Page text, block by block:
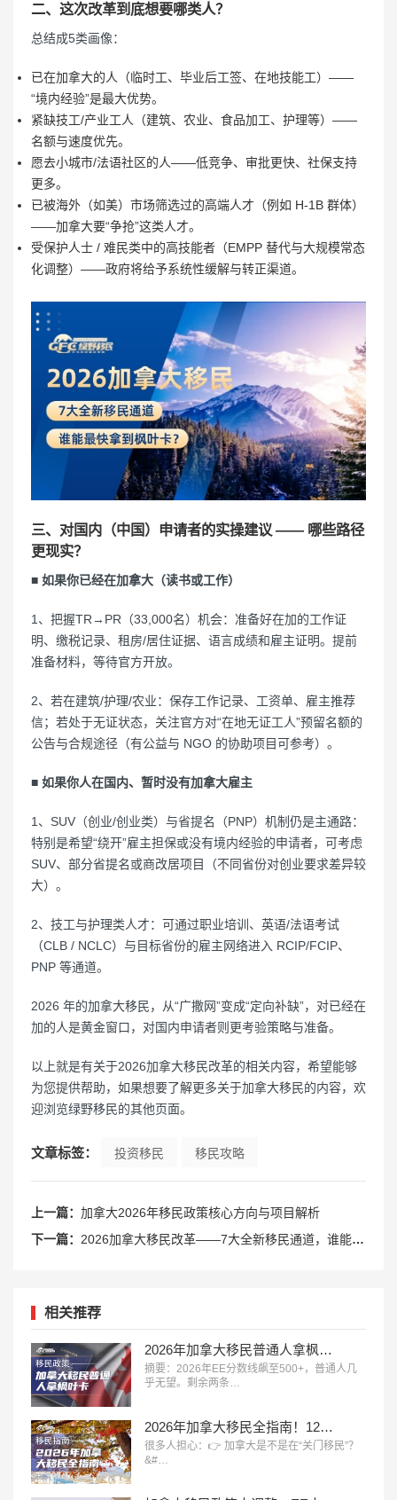
二、这次改革到底想要哪类人？
总结成5类画像：
已在加拿大的人（临时工、毕业后工签、在地技能工）——
“境内经验”是最大优势。
紧缺技工/产业工人（建筑、农业、食品加工、护理等）——
名额与速度优先。
愿去小城市/法语社区的人——低竞争、审批更快、社保支持
更多。
已被海外（如美）市场筛选过的高端人才（例如 H-1B 群体）
——加拿大要“争抢”这类人才。
受保护人士 / 难民类中的高技能者（EMPP 替代与大规模常态
化调整）——政府将给予系统性缓解与转正渠道。
三、对国内（中国）申请者的实操建议 —— 哪些路径
更现实？
■ 如果你已经在加拿大（读书或工作）
1、把握TR→PR（33,000名）机会：准备好在加的工作证
明、缴税记录、租房/居住证据、语言成绩和雇主证明。提前
准备材料，等待官方开放。
2、若在建筑/护理/农业：保存工作记录、工资单、雇主推荐
信；若处于无证状态，关注官方对“在地无证工人”预留名额的
公告与合规途径（有公益与 NGO 的协助项目可参考）。
■ 如果你人在国内、暂时没有加拿大雇主
1、SUV（创业/创业类）与省提名（PNP）机制仍是主通路：
特别是希望“绕开”雇主担保或没有境内经验的申请者，可考虑
SUV、部分省提名或商改居项目（不同省份对创业要求差异较
大）。
2、技工与护理类人才：可通过职业培训、英语/法语考试
（CLB / NCLC）与目标省份的雇主网络进入 RCIP/FCIP、
PNP 等通道。
2026 年的加拿大移民，从“广撒网”变成“定向补缺”，对已经在
加的人是黄金窗口，对国内申请者则更考验策略与准备。
以上就是有关于2026加拿大移民改革的相关内容，希望能够
为您提供帮助，如果想要了解更多关于加拿大移民的内容，欢
迎浏览绿野移民的其他页面。
文章标签： 投资移民 移民攻略
上一篇： 加拿大2026年移民政策核心方向与项目解析
下一篇： 2026加拿大移民改革——7大全新移民通道，谁能最快拿到枫叶卡？
相关推荐
2026年加拿大移民普通人拿枫叶卡只剩两条路：雇主担保+钞能力
摘要：2026年EE分数线飙至500+，普通人几
乎无望。剩余两条…
2026年加拿大移民全指南！12大主流移民方式全面解析
很多人担心：👉 加拿大是不是在“关门移民”？
&#…